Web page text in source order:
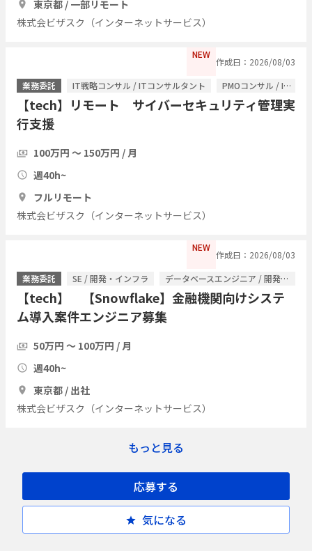
東京都 / 一部リモート
株式会ビザスク（インターネットサービス）
NEW
作成日：2026/08/03
業務委託
IT戦略コンサル / ITコンサルタント PMOコンサル / ITコンサルタント
【tech】リモート サイバーセキュリティ管理実
行支援
100万円 〜 150万円 / 月
週40h~
フルリモート
株式会ビザスク（インターネットサービス）
NEW
作成日：2026/08/03
業務委託
SE / 開発・インフラ データベースエンジニア / 開発・インフラ
【tech】 【Snowflake】金融機関向けシステ
ム導入案件エンジニア募集
50万円 〜 100万円 / 月
週40h~
東京都 / 出社
株式会ビザスク（インターネットサービス）
もっと見る
応募する
気になる